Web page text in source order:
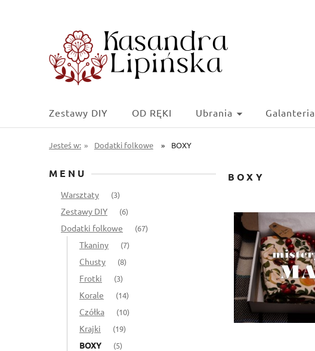
Zestawy DIY OD RĘKI Ubrania Galanteria
Jesteś w: » Dodatki folkowe » BOXY
MENU
Warsztaty (3)
Zestawy DIY (6)
Dodatki folkowe (67)
Tkaniny (7)
Chusty (8)
Frotki (3)
Korale (14)
Czółka (10)
Krajki (19)
BOXY (5)
BOXY